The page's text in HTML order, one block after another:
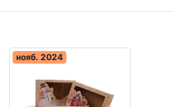
нояб. 2024